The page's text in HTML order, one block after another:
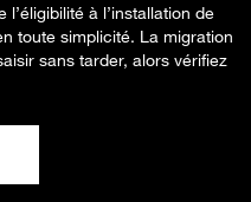
à l’installation de
toute simplicité. La migration
sans tarder, alors vérifiez